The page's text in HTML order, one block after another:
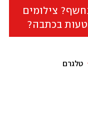
צילומים
בכתבה?
טלגרם